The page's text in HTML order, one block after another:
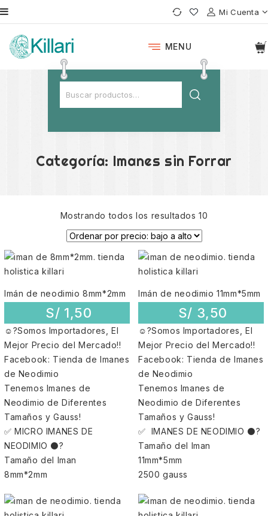
Mi Cuenta
MENU
Categoría: Imanes sin Forrar
Mostrando todos los resultados 10
Imán de neodimio 8mm*2mm
S/ 1,50
☺?Somos Importadores, El
Mejor Precio del Mercado!!
Facebook: Tienda de Imanes
de Neodimio
Tenemos Imanes de
Neodimio de Diferentes
Tamaños y Gauss!
✅ MICRO IMANES DE
NEODIMIO ⚫?
Tamaño del Iman
8mm*2mm
Imán de neodimio 11mm*5mm
S/ 3,50
☺?Somos Importadores, El
Mejor Precio del Mercado!!
Facebook: Tienda de Imanes
de Neodimio
Tenemos Imanes de
Neodimio de Diferentes
Tamaños y Gauss!
✅ IMANES DE NEODIMIO ⚫?
Tamaño del Iman
11mm*5mm
2500 gauss